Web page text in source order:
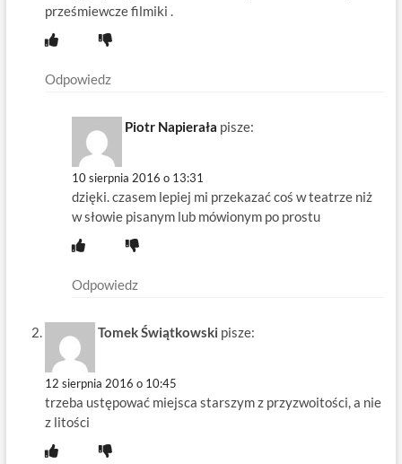
prześmiewcze filmiki .
Odpowiedz
Piotr Napierała pisze:
10 sierpnia 2016 o 13:31
dzięki. czasem lepiej mi przekazać coś w teatrze niż
w słowie pisanym lub mówionym po prostu
Odpowiedz
Tomek Świątkowski pisze:
12 sierpnia 2016 o 10:45
trzeba ustępować miejsca starszym z przyzwoitości, a nie
z litości